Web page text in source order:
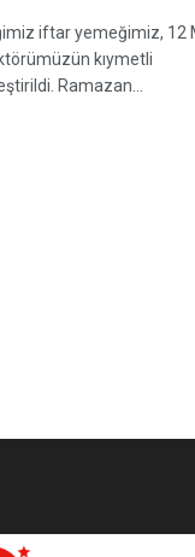
iftar yemeğimiz, 12
kıymetli
Ramazan...